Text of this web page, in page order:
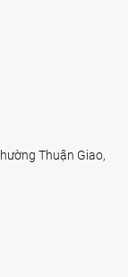
Thuận Giao,